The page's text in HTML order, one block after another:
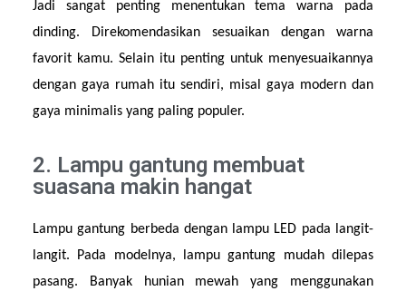
Jadi sangat penting menentukan tema warna pada
dinding. Direkomendasikan sesuaikan dengan warna
favorit kamu. Selain itu penting untuk menyesuaikannya
dengan gaya rumah itu sendiri, misal gaya modern dan
gaya minimalis yang paling populer.
2. Lampu gantung membuat
suasana makin hangat
Lampu gantung berbeda dengan lampu LED pada langit-
langit. Pada modelnya, lampu gantung mudah dilepas
pasang. Banyak hunian mewah yang menggunakan